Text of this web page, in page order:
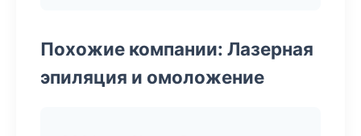
Похожие компании: Лазерная
эпиляция и омоложение